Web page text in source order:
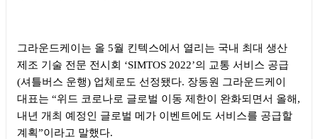
그라운드케이는 올 5월 킨텍스에서 열리는 국내 최대 생산
제조 기술 전문 전시회 ‘SIMTOS 2022’의 교통 서비스 공급
(셔틀버스 운행) 업체로도 선정됐다. 장동원 그라운드케이
대표는 “위드 코로나로 글로벌 이동 제한이 완화되면서 올해 ,
내년 개최 예정인 글로벌 메가 이벤트에도 서비스를 공급할
계획”이라고 말했다.